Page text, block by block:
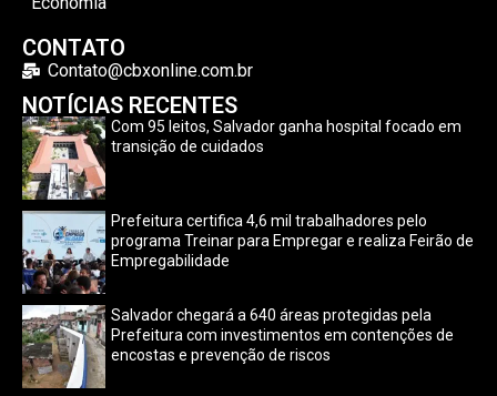
CONTATO
Contato@cbxonline.com.br
NOTÍCIAS RECENTES
Com 95 leitos, Salvador ganha hospital focado em
transição de cuidados
Prefeitura certifica 4,6 mil trabalhadores pelo
programa Treinar para Empregar e realiza Feirão de
Empregabilidade
Salvador chegará a 640 áreas protegidas pela
Prefeitura com investimentos em contenções de
encostas e prevenção de riscos